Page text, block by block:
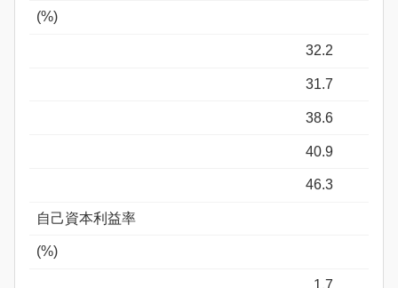
(%)
32.2
31.7
38.6
40.9
46.3
自己資本利益率
(%)